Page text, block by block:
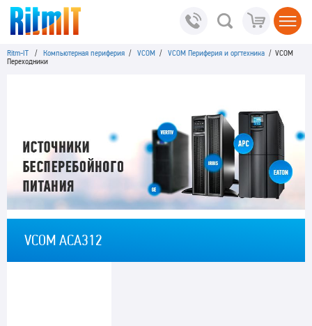
Ritm-IT / Компьютерная периферия / VCOM / VCOM Периферия и оргтехника / VCOM
Переходники
VCOM ACA312